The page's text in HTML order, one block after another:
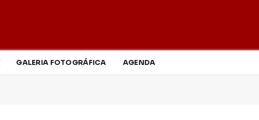
GALERIA FOTOGRÁFICA AGENDA